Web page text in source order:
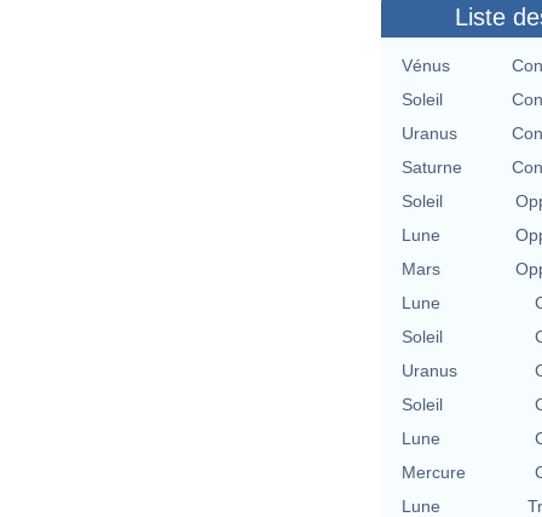
Liste
Vénus
Soleil
Uranus
Saturne
Soleil
Lune
Mars
Lune
Soleil
Uranus
Soleil
Lune
Mercure
Lune